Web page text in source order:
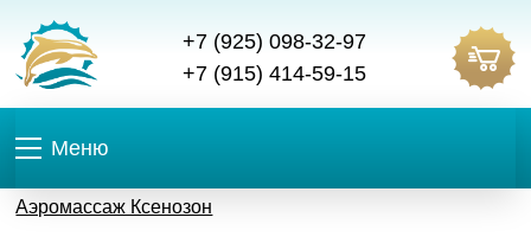
+7 (925) 098-32-97
+7 (915) 414-59-15
Меню
Аэромассаж Ксенозон